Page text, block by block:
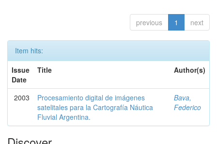
previous 1 next
Item hits:
Issue
Date
Title Author(s)
2003
Procesamiento digital de imágenes
satelitales para la Cartografía Náutica
Fluvial Argentina.
Bava,
Federico